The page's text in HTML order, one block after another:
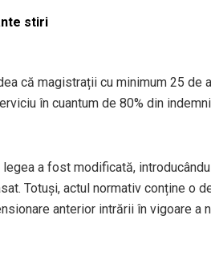
stiri
că magistrații cu minimum 25
în cuantum de 80% din
legea a fost modificată,
Totuși, actul normativ conține o
anterior intrării în vigoare a